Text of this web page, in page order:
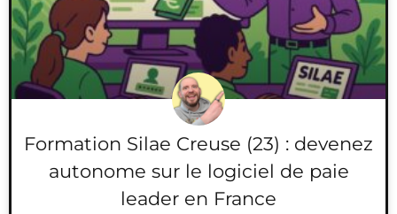
Formation Silae Creuse (23) : devenez
autonome sur le logiciel de paie
leader en France